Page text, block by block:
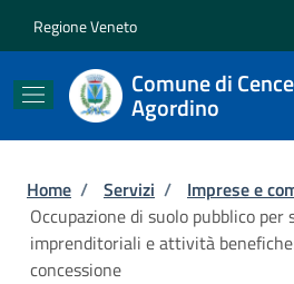
Regione Veneto
Comune di
Agordino
Briciole di pane
Home / Servizi / Imprese e
Occupazione di suolo pubblico
imprenditoriali e attività
concessione